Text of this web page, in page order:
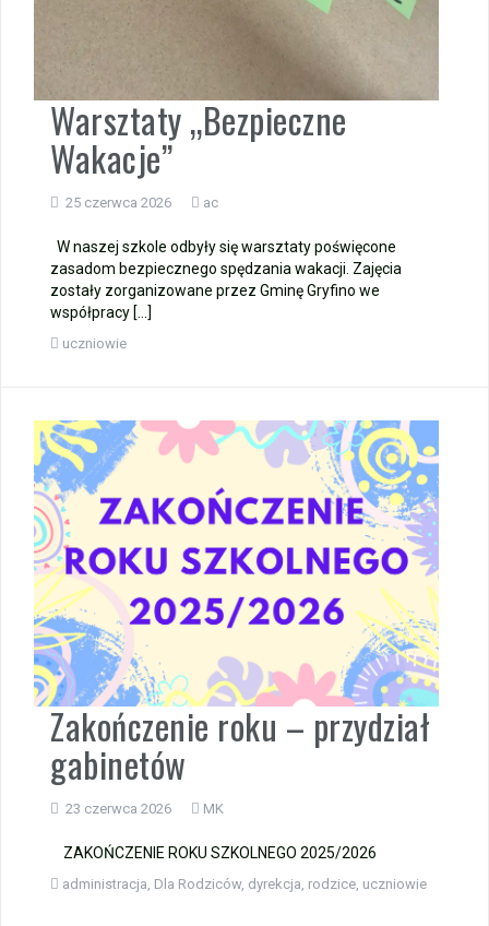
Warsztaty „Bezpieczne
Wakacje”
25 czerwca 2026 ac
W naszej szkole odbyły się warsztaty poświęcone
zasadom bezpiecznego spędzania wakacji. Zajęcia
zostały zorganizowane przez Gminę Gryfino we
współpracy […]
uczniowie
Zakończenie roku – przydział
gabinetów
23 czerwca 2026 MK
ZAKOŃCZENIE ROKU SZKOLNEGO 2025/2026
administracja, Dla Rodziców, dyrekcja, rodzice, uczniowie